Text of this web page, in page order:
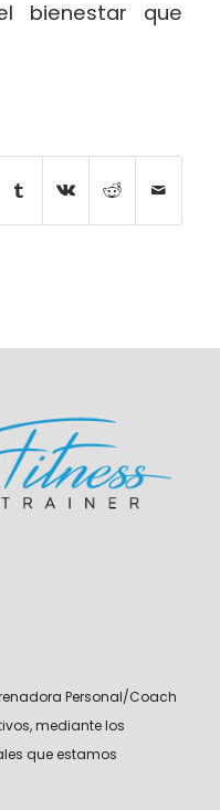
bienestar que
Personal/Coach
mediante los
que estamos